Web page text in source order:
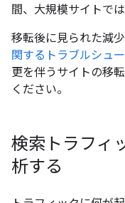
間、大規模サイトで
移転後に見られた減
関するトラブルシュ
更を伴うサイトの移
ください。
検索トラフィ
析する